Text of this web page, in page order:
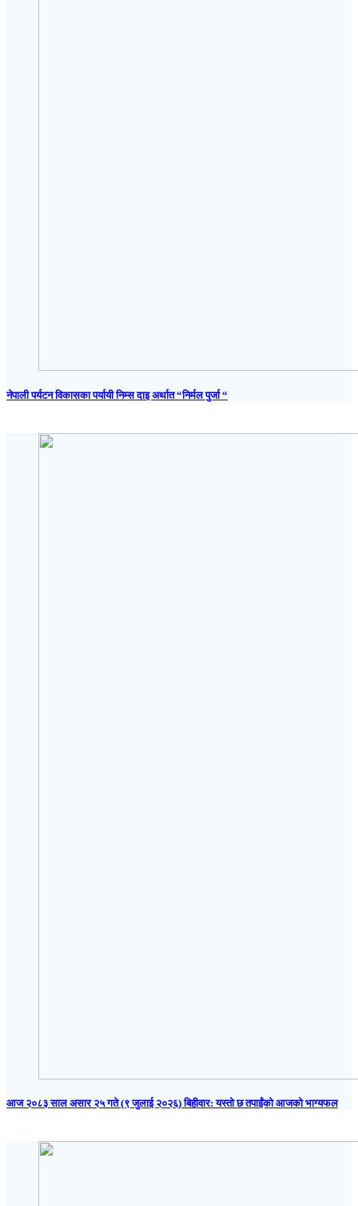
नेपाली पर्यटन विकासका पर्यायी निम्स दाइ अर्थात “निर्मल पुर्जा “
आज २०८३ साल असार २५ गते (९ जुलाई २०२६) बिहीवार: यस्तो छ तपाईंको आजको भाग्यफल